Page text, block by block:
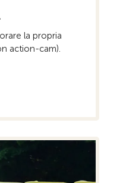
la propria
action-cam).